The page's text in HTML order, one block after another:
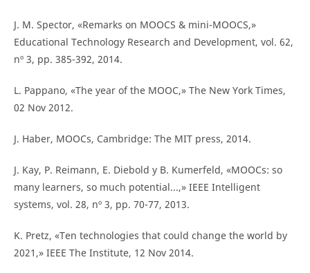
J. M. Spector, «Remarks on MOOCS & mini-MOOCS,»
Educational Technology Research and Development, vol. 62,
nº 3, pp. 385-392, 2014.
L. Pappano, «The year of the MOOC,» The New York Times,
02 Nov 2012.
J. Haber, MOOCs, Cambridge: The MIT press, 2014.
J. Kay, P. Reimann, E. Diebold y B. Kumerfeld, «MOOCs: so
many learners, so much potential...,» IEEE Intelligent
systems, vol. 28, nº 3, pp. 70-77, 2013.
K. Pretz, «Ten technologies that could change the world by
2021,» IEEE The Institute, 12 Nov 2014.